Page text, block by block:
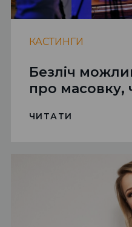
КАСТИНГИ
Безліч
про масовку,
ЧИТАТИ